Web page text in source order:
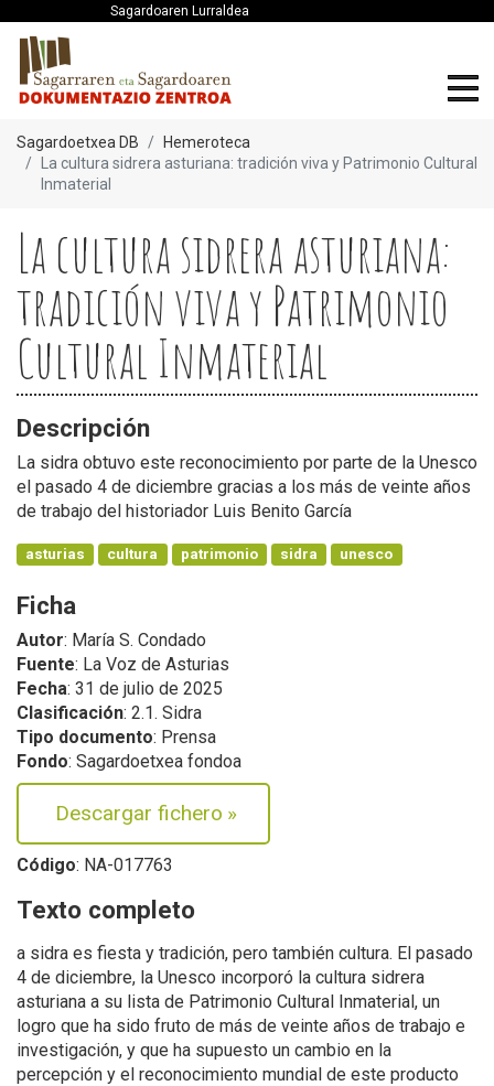
Sagardoaren Lurraldea
Sagardoetxea DB
Hemeroteca
La cultura sidrera asturiana: tradición viva y Patrimonio Cultural
Inmaterial
La cultura sidrera asturiana:
tradición viva y Patrimonio
Cultural Inmaterial
Descripción
La sidra obtuvo este reconocimiento por parte de la Unesco
el pasado 4 de diciembre gracias a los más de veinte años
de trabajo del historiador Luis Benito García
asturias cultura patrimonio sidra unesco
Ficha
Autor: María S. Condado
Fuente: La Voz de Asturias
Fecha: 31 de julio de 2025
Clasificación: 2.1. Sidra
Tipo documento: Prensa
Fondo: Sagardoetxea fondoa
Descargar fichero »
Código: NA-017763
Texto completo
a sidra es fiesta y tradición, pero también cultura. El pasado
4 de diciembre, la Unesco incorporó la cultura sidrera
asturiana a su lista de Patrimonio Cultural Inmaterial, un
logro que ha sido fruto de más de veinte años de trabajo e
investigación, y que ha supuesto un cambio en la
percepción y el reconocimiento mundial de este producto